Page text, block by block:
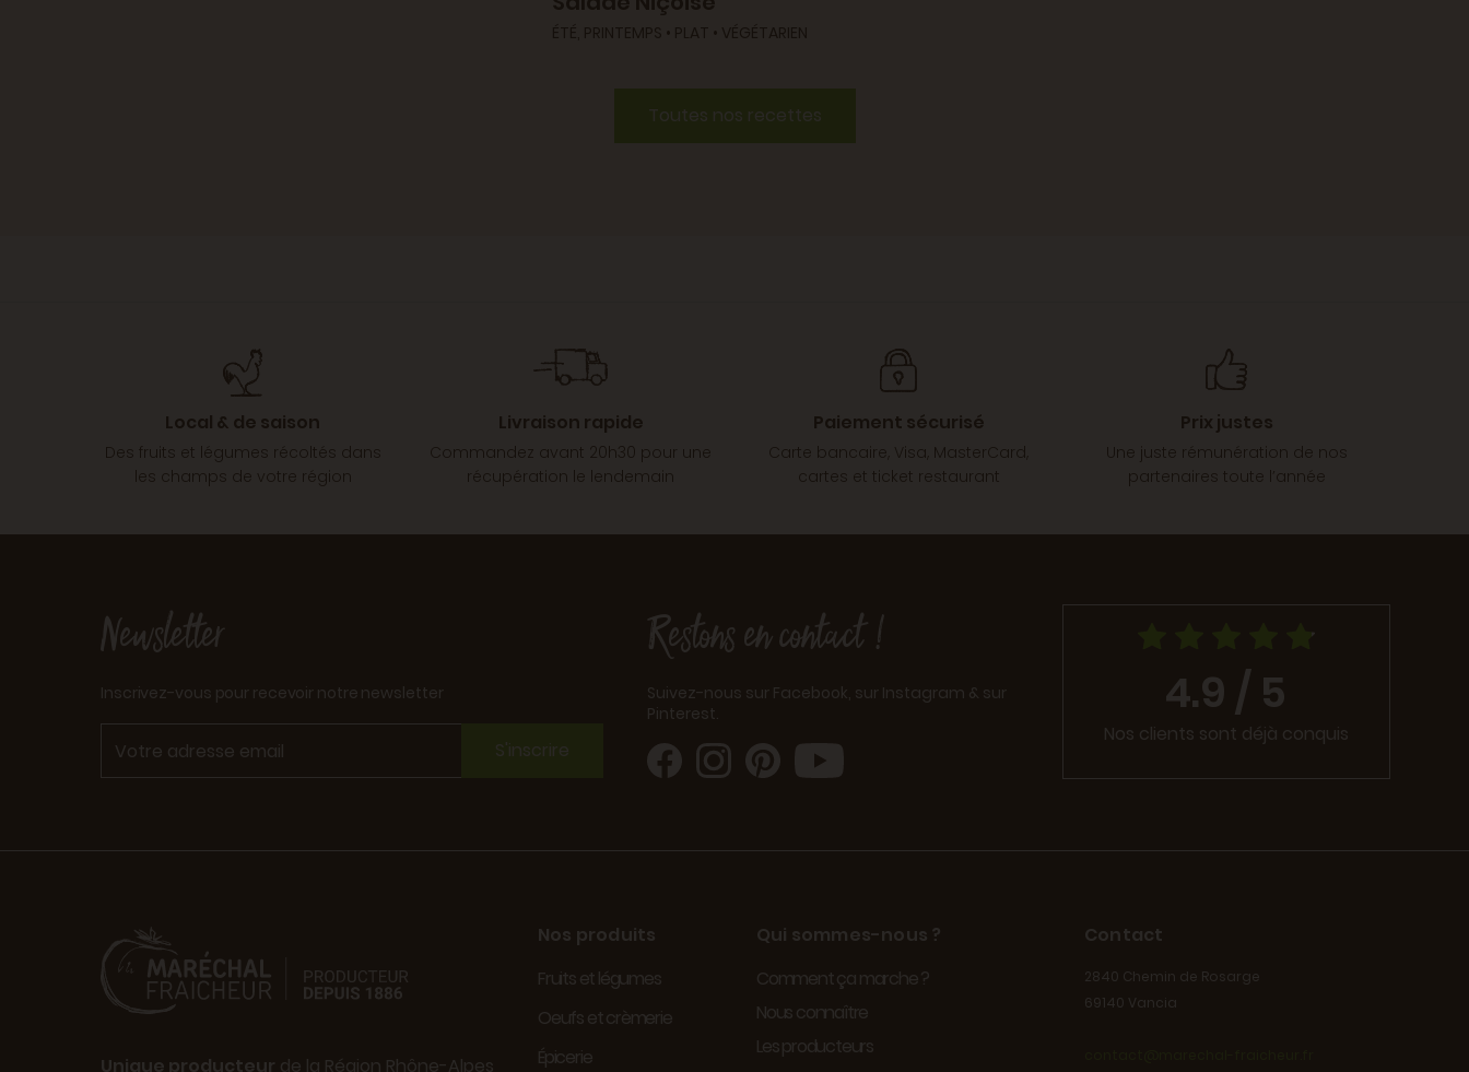
Toutes nos recettes
Local & de saison
Des fruits et légumes récoltés dans
les champs de votre région
Livraison rapide
Commandez avant 20h30 pour une
récupération le lendemain
Paiement sécurisé
Carte bancaire, Visa, MasterCard,
cartes et ticket restaurant
Prix justes
Une juste rémunération de nos
partenaires toute l’année
Newsletter
Inscrivez-vous pour recevoir notre newsletter
S'inscrire
Restons en contact !
Suivez-nous sur Facebook, sur Instagram & sur
Pinterest.
4.9 / 5
Nos clients sont déjà conquis
Unique producteur de la Région Rhône-Alpes
Nos produits
Fruits et légumes
Oeufs et crèmerie
Épicerie
Qui sommes-nous ?
Comment ça marche ?
Nous connaître
Les producteurs
Contact
2840 Chemin de Rosarge
69140 Vancia